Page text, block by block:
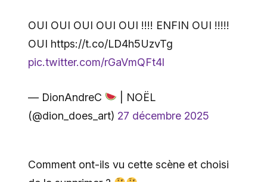
OUI OUI OUI OUI OUI !!!! ENFIN OUI !!!!!
OUI https://t.co/LD4h5UzvTg
pic.twitter.com/rGaVmQFt4l
— DionAndreC
| NOËL
(@dion_does_art) 27 décembre 2025
Comment ont-ils vu cette scène et choisi